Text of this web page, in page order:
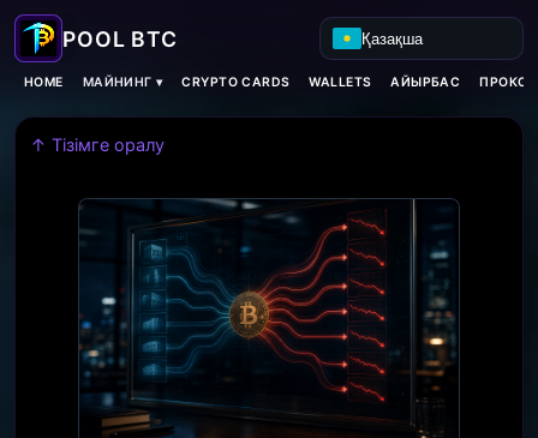
Қазақша
HOME МАЙНИНГ ▾ CRYPTO CARDS WALLETS АЙЫРБАС
↑ Тізімге оралу